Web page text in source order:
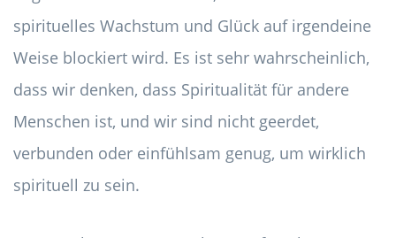
spirituelles Wachstum und Glück auf irgendeine
Weise blockiert wird. Es ist sehr wahrscheinlich,
dass wir denken, dass Spiritualität für andere
Menschen ist, und wir sind nicht geerdet,
verbunden oder einfühlsam genug, um wirklich
spirituell zu sein.